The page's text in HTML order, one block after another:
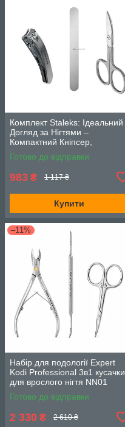
Комплект Staleks: Ідеальний
Догляд за Нігтями –
Компактний Кніпсер,
Професійна Лазерна Пилка
та Ножиці для Нігтів SMART
Готово до відправки
983 ₴ 1 117 ₴
Купити
–11%
Набір для подології Expert
Kodi Professional 3в1 кусачки
для врослого нігтя NN01
ножиці SN01 та рашпіль R01
Готово до відправки
2 330 ₴ 2 610 ₴